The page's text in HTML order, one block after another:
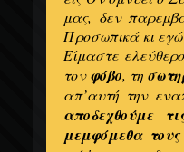
μας, δεν
Προσωπικά κι
Είμαστε
τονφόβο, τη
απ’αυτή την
αποδεχθούμε
μεμφόμεθα